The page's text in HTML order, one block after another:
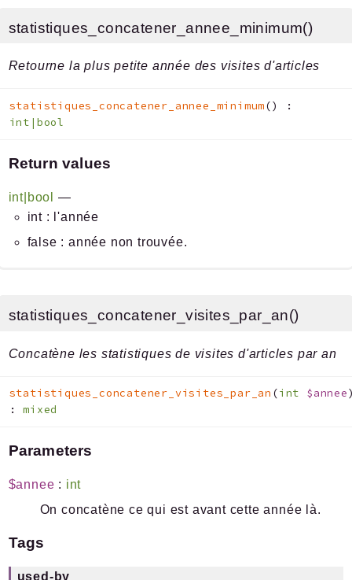
statistiques_concatener_annee_minimum()
Retourne la plus petite année des visites d'articles
statistiques_concatener_annee_minimum()
:
int|bool
Return values
int|bool
—
int : l'année
false : année non trouvée.
statistiques_concatener_visites_par_an()
Concatène les statistiques de visites d'articles par an
statistiques_concatener_visites_par_an (int $annee
:mixed
Parameters
$annee : int
On concatène ce qui est avant cette année là.
Tags
used-by